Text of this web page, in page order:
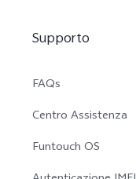
Supporto
FAQs
Centro Assistenza
Funtouch OS